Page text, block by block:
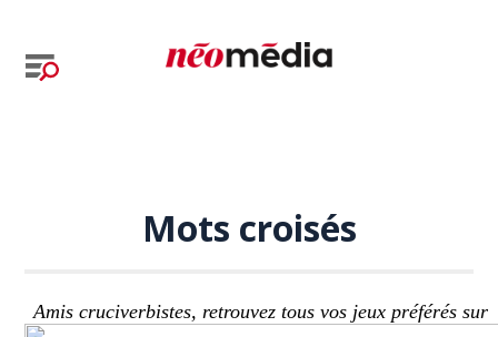
Mots croisés